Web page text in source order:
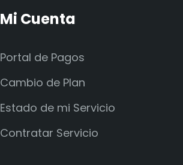
Mi Cuenta
Portal de Pagos
Cambio de Plan
Estado de mi Servicio
Contratar Servicio